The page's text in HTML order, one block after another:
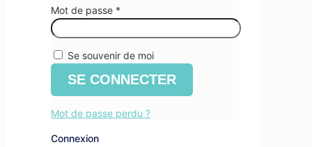
Mot de passe *
Se souvenir de moi
SE CONNECTER
Mot de passe perdu ?
Connexion